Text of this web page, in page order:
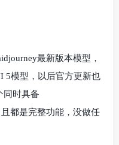
最新版本模型，
5模型，以后官方更新也
同时具备
都是完整功能，没做任